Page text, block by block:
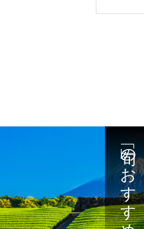
「旬」のおすすめ